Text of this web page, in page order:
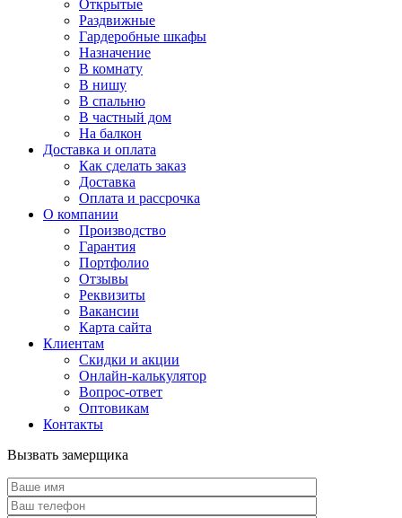
Открытые
Раздвижные
Гардеробные шкафы
Назначение
В комнату
В нишу
В спальню
В частный дом
На балкон
Доставка и оплата
Как сделать заказ
Доставка
Оплата и рассрочка
О компании
Производство
Гарантия
Портфолио
Отзывы
Реквизиты
Вакансии
Карта сайта
Клиентам
Скидки и акции
Онлайн-калькулятор
Вопрос-ответ
Оптовикам
Контакты
Вызвать замерщика